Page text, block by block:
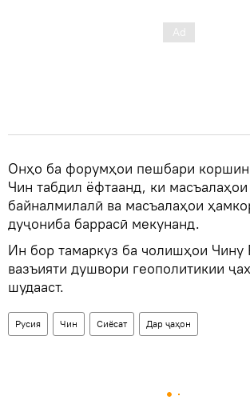
Онҳо ба форумҳои пешбари
Чин табдил ёфтаанд, ки
байналмилалӣ ва масъалаҳои
дуҷониба баррасӣ мекунанд.
Ин бор тамаркуз ба чолишҳои Чину
вазъияти душвори геополитикии
шудааст.
Русия Чин Сиёсат Дар ҷаҳон